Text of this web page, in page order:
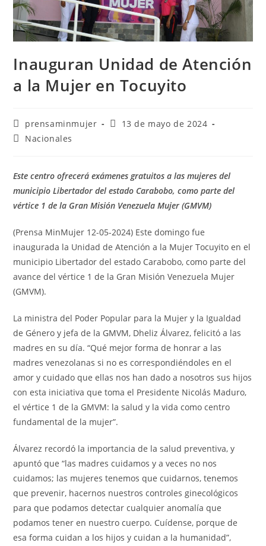
Inauguran Unidad de Atención
a la Mujer en Tocuyito
prensaminmujer
13 de mayo de 2024
Nacionales
Este centro ofrecerá exámenes gratuitos a las mujeres del
municipio Libertador del estado Carabobo, como parte del
vértice 1 de la Gran Misión Venezuela Mujer (GMVM)
(Prensa MinMujer 12-05-2024) Este domingo fue
inaugurada la Unidad de Atención a la Mujer Tocuyito en el
municipio Libertador del estado Carabobo, como parte del
avance del vértice 1 de la Gran Misión Venezuela Mujer
(GMVM).
La ministra del Poder Popular para la Mujer y la Igualdad
de Género y jefa de la GMVM, Dheliz Álvarez, felicitó a las
madres en su día. “Qué mejor forma de honrar a las
madres venezolanas si no es correspondiéndoles en el
amor y cuidado que ellas nos han dado a nosotros sus hijos
con esta iniciativa que toma el Presidente Nicolás Maduro,
el vértice 1 de la GMVM: la salud y la vida como centro
fundamental de la mujer”.
Álvarez recordó la importancia de la salud preventiva, y
apuntó que “las madres cuidamos y a veces no nos
cuidamos; las mujeres tenemos que cuidarnos, tenemos
que prevenir, hacernos nuestros controles ginecológicos
para que podamos detectar cualquier anomalía que
podamos tener en nuestro cuerpo. Cuídense, porque de
esa forma cuidan a los hijos y cuidan a la humanidad”,